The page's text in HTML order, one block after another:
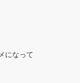
になって